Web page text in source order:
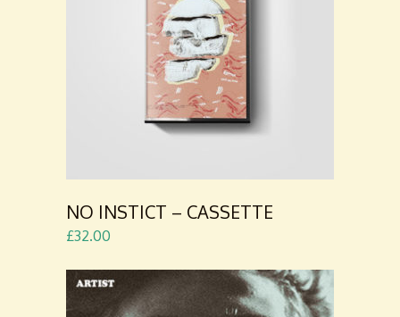
ADD TO
CART
NO INSTICT – CASSETTE
£32.00